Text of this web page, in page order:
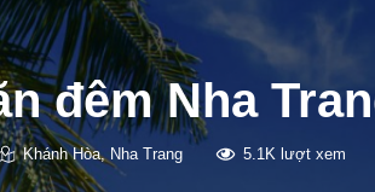
đêm Nha
Khánh Hòa, Nha Trang 5.1K lượt xem